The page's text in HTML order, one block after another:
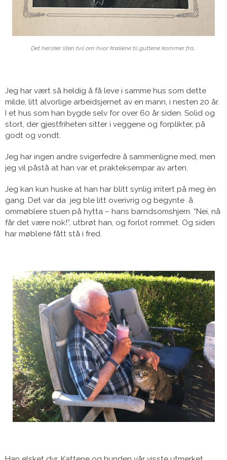
Det hersker liten tvil om hvor krøllene til guttene kommer fra…
Jeg har vært så heldig å få leve i samme hus som dette
milde, litt alvorlige arbeidsjernet av en mann, i nesten 20 år.
I et hus som han bygde selv for over 60 år siden. Solid og
stort, der gjestfriheten sitter i veggene og forplikter, på
godt og vondt.
Jeg har ingen andre svigerfedre å sammenligne med, men
jeg vil påstå at han var et prakteksempar av arten.
Jeg kan kun huske at han har blitt synlig irritert på meg èn
gang. Det var da jeg ble litt overivrig og begynte å
ommøblere stuen på hytta – hans barndsomshjem. “Nei, nå
får det være nok!”, utbrøt han, og forlot rommet. Og siden
har møblene fått stå i fred.